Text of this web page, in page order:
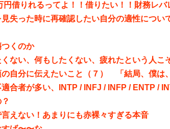
円借りれるってよ！！借りたい！！財務レバ
見失った時に再確認したい自分の適性につ
くのか
ない、何もしたくない、疲れたという人こ
の自分に伝えたいこと（７） 「結局、僕は
合者が多い、INTP / INFJ / INFP / ENTP /
言えない！あまりにも赤裸々すぎる本音